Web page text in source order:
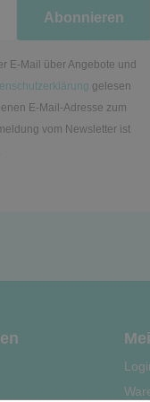
Abonnieren
E-Mail über Angebote und
gelesen
E-Mail-Adresse zum
vom Newsletter ist